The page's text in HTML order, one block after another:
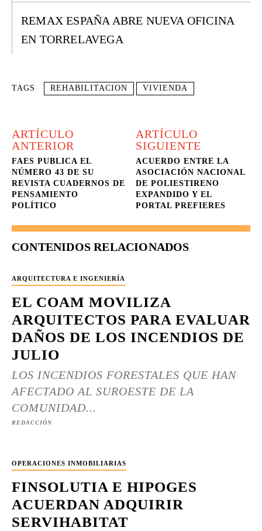
REMAX ESPAÑA ABRE NUEVA OFICINA
EN TORRELAVEGA
TAGS REHABILITACION VIVIENDA
ARTÍCULO
ANTERIOR
FAES PUBLICA EL
NÚMERO 43 DE SU
REVISTA CUADERNOS DE
PENSAMIENTO
POLÍTICO
ARTÍCULO
SIGUIENTE
ACUERDO ENTRE LA
ASOCIACIÓN NACIONAL
DE POLIESTIRENO
EXPANDIDO Y EL
PORTAL PREFIERES
CONTENIDOS RELACIONADOS
ARQUITECTURA E INGENIERÍA
EL COAM MOVILIZA
ARQUITECTOS PARA EVALUAR
DAÑOS DE LOS INCENDIOS DE
JULIO
LOS INCENDIOS FORESTALES QUE HAN
AFECTADO AL SUROESTE DE LA
COMUNIDAD...
REDACCIÓN
OPERACIONES INMOBILIARIAS
FINSOLUTIA E HIPOGES
ACUERDAN ADQUIRIR
SERVIHABITAT